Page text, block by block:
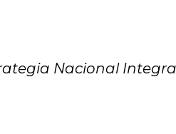
Nacional